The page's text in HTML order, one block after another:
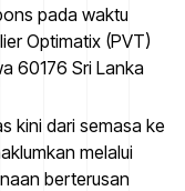
pada waktu
Optimatix (PVT)
60176 Sri Lanka
kini dari semasa ke
melalui
berterusan